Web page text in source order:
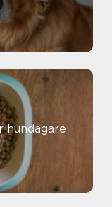
hundägare